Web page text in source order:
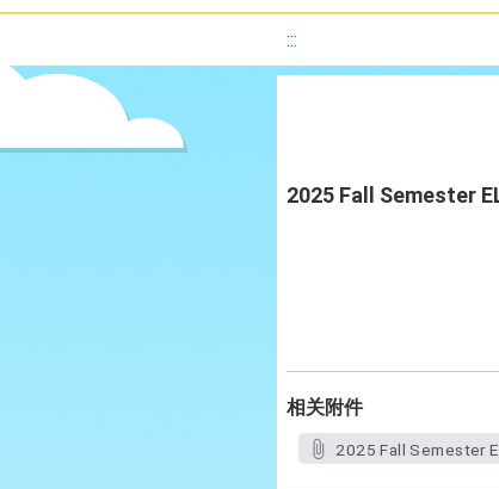
:::
2025 Fall Semester
相关附件
2025 Fall Semester